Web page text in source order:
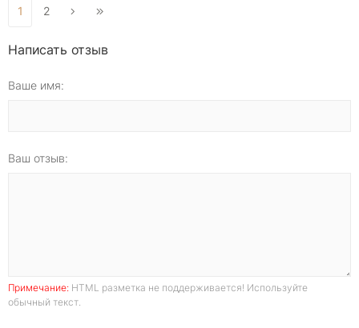
1 2
Написать отзыв
Ваше имя:
Ваш отзыв:
Примечание: HTML разметка не поддерживается! Используйте
обычный текст.